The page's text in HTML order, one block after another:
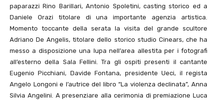
paparazzi Rino Barillari, Antonio Spoletini, casting storico ed a
Daniele Orazi titolare di una importante agenzia artistica.
Momento toccante della serata la visita del grande scultore
Adriano De Angelis, titolare dello storico studio Cinears, che ha
messo a disposizione una lupa nell’area allestita per i fotografi
all’esterno della Sala Fellini. Tra gli ospiti presenti il cantante
Eugenio Picchiani, Davide Fontana, presidente Ueci, il regista
Angelo Longoni e l’autrice del libro “La violenza declinata”, Anna
Silvia Angelini. A presenziare alla cerimonia di premiazione Luca